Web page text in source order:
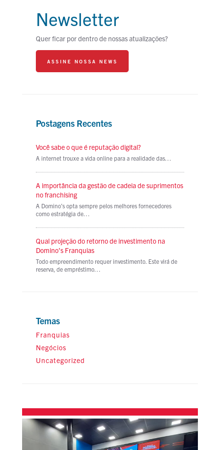
Newsletter
Quer ficar por dentro de nossas atualizações?
Postagens Recentes
Você sabe o que é reputação digital?
A internet trouxe a vida online para a realidade das…
A importância da gestão de cadeia de suprimentos
no franchising
A Domino’s opta sempre pelos melhores fornecedores
como estratégia de…
Qual projeção do retorno de investimento na
Domino’s Franquias
Todo empreendimento requer investimento. Este virá de
reserva, de empréstimo…
Temas
Franquias
Negócios
Uncategorized